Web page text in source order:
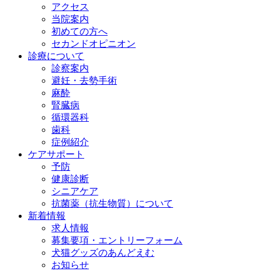
アクセス
当院案内
初めての方へ
セカンドオピニオン
診療について
診察案内
避妊・去勢手術
麻酔
腎臓病
循環器科
歯科
症例紹介
ケアサポート
予防
健康診断
シニアケア
抗菌薬（抗生物質）について
新着情報
求人情報
募集要項・エントリーフォーム
犬猫グッズのあんどえむ
お知らせ